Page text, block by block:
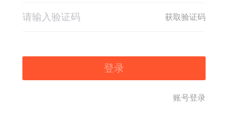
获取验证码
登录
账号登录